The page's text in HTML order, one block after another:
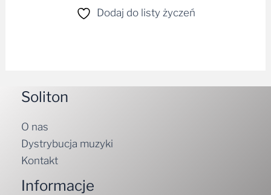
Dodaj do listy życzeń
Soliton
O nas
Dystrybucja muzyki
Kontakt
Informacje